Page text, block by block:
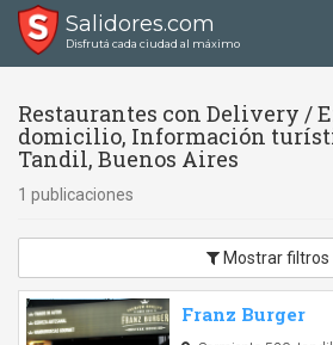
Salidores.com
Disfrutá cada ciudad al máximo
Restaurantes con Delivery /
domicilio, Información
Tandil, Buenos Aires
1 publicaciones
Mostrar filtros
Franz Burger